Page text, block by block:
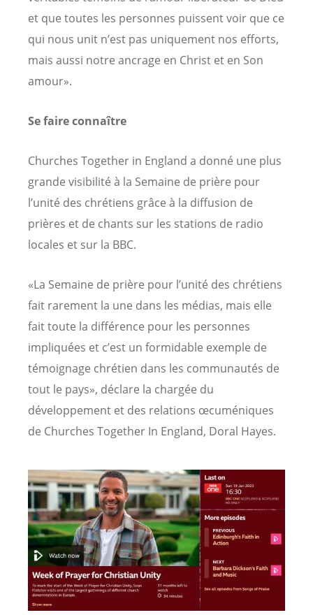
et que toutes les personnes puissent voir que ce
qui nous unit n’est pas uniquement nos efforts,
mais aussi notre ancrage en Christ et en Son
amour».
Se faire connaître
Churches Together in England a donné une plus
grande visibilité à la Semaine de prière pour
l’unité des chrétiens grâce à la diffusion de
prières et de chants sur les stations de radio
locales et sur la BBC.
«La Semaine de prière pour l’unité des chrétiens
fait rarement la une dans les médias, mais elle
fait toute la différence pour les personnes
impliquées et c’est un formidable exemple de
témoignage chrétien dans les communautés de
tout le pays», déclare la chargée du
développement et des relations œcuméniques
de Churches Together In England, Doral Hayes.
Image